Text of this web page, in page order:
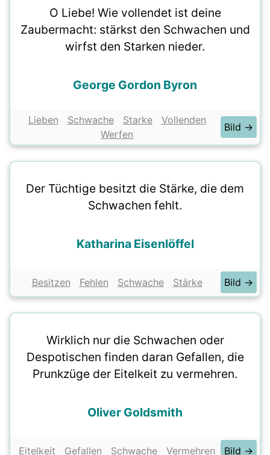
O Liebe! Wie vollendet ist deine
Zaubermacht: stärkst den Schwachen und
wirfst den Starken nieder.
George Gordon Byron
Lieben Schwache Starke
Vollenden
Werfen
Bild →
Der Tüchtige besitzt die Stärke, die dem
Schwachen fehlt.
Katharina Eisenlöffel
Besitzen Fehlen Schwache Stärke Bild →
Wirklich nur die Schwachen oder
Despotischen finden daran Gefallen, die
Prunkzüge der Eitelkeit zu vermehren.
Oliver Goldsmith
Eitelkeit Gefallen Schwache Vermehren Bild →